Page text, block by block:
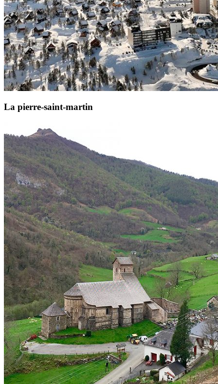
La pierre-saint-martin